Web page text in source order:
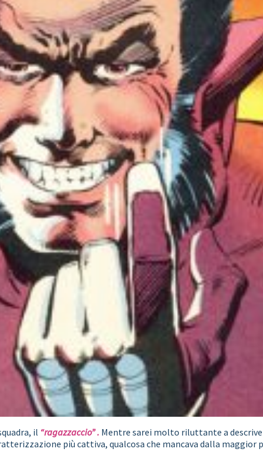
il “ragazzaccio”. Mentre sarei molto riluttante a
più cattiva, qualcosa che mancava dalla maggior